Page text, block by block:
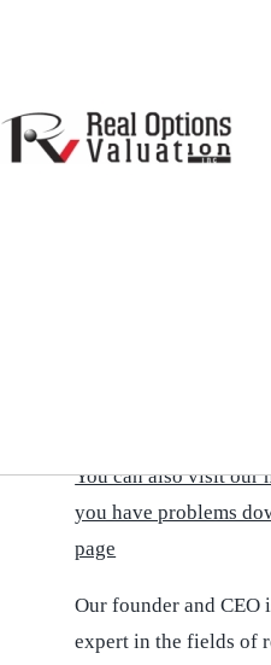
BOOKS BY
You can also visit our
you have problems
page
Our founder and CEO
expert in the fields of